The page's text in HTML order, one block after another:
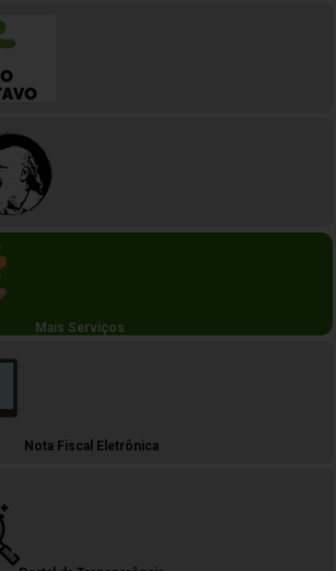
Mais Serviços
Nota Fiscal Eletrônica